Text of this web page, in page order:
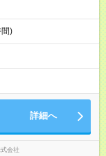
)
詳細へ
会社